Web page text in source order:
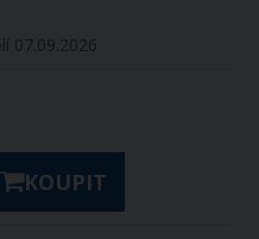
07.09.2026
KOUPIT